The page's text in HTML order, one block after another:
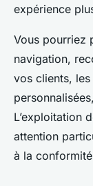
expérience
Vous pourriez
navigation,
vos clients,
L’exploitation
attention
à la